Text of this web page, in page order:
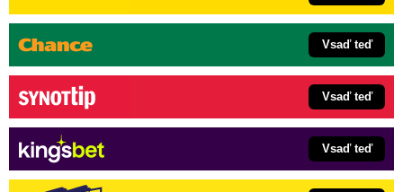
Vsaď teď
Vsaď teď
Vsaď teď